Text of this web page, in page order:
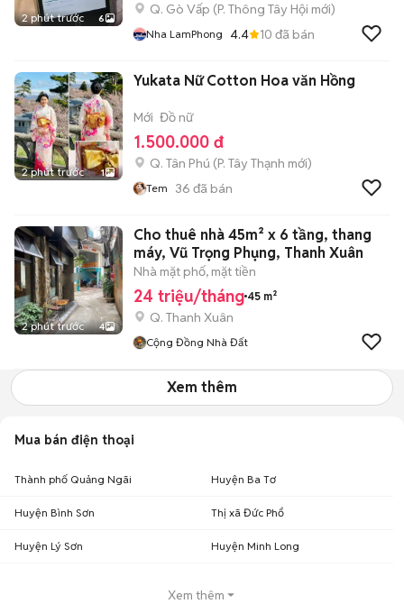
2 phút trước 6
Q. Gò Vấp (P. Thông Tây Hội mới)
Nha LamPhong 4.4 10 đã bán
2 phút trước 1
Yukata Nữ Cotton Hoa văn Hồng
Mới Đồ nữ
1.500.000 đ
Q. Tân Phú (P. Tây Thạnh mới)
Tem 36 đã bán
2 phút trước 4
Cho thuê nhà 45m² x 6 tầng, thang
máy, Vũ Trọng Phụng, Thanh Xuân
Nhà mặt phố, mặt tiền
24 triệu/tháng 45 m²
Q. Thanh Xuân
Cộng Đồng Nhà Đất
Xem thêm
Mua bán điện thoại
Thành phố Quảng Ngãi Huyện Ba Tơ
Huyện Bình Sơn Thị xã Đức Phổ
Huyện Lý Sơn Huyện Minh Long
Xem thêm